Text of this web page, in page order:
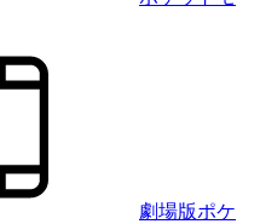
劇場版ポケ